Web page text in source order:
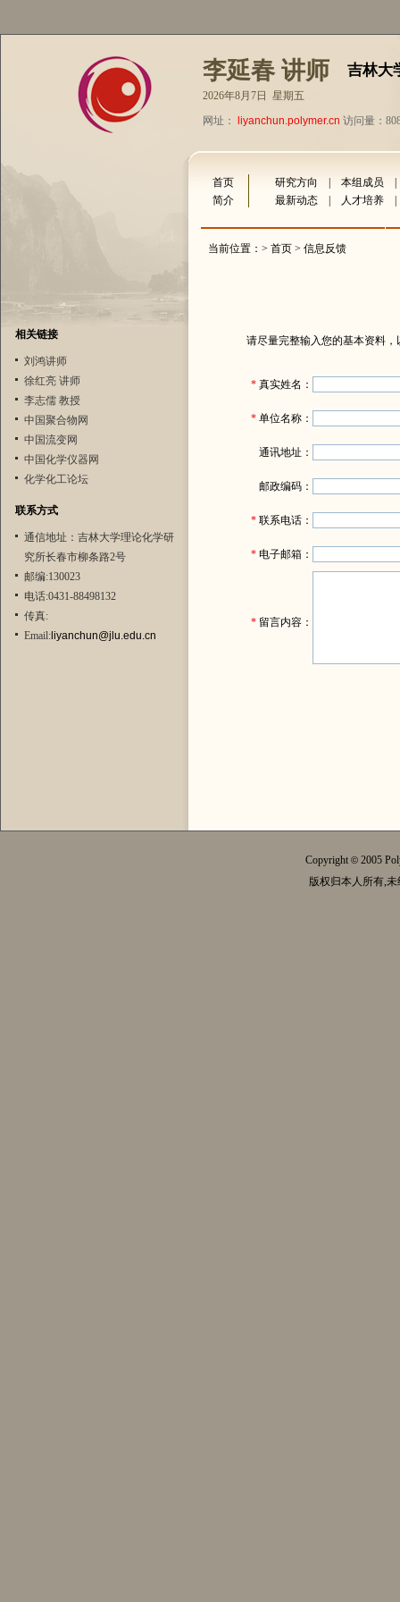
李延春 讲师 吉林大
2026年8月7日 星期五
网址：
liyanchun.polymer.cn 访问量：
相关链接
刘鸿讲师
徐红亮 讲师
李志儒 教授
中国聚合物网
中国流变网
中国化学仪器网
化学化工论坛
联系方式
通信地址：吉林大学理论化学研
究所长春市柳条路2号
邮编:130023
电话:0431-88498132
传真:
Email:liyanchun@jlu.edu.cn
首页 研究方向 本组成员
简介
最新动态 人才培养
当前位置：> 首页 > 信息反馈
请尽量完整输入您的基本资料
* 真实姓名：
* 单位名称：
通讯地址：
邮政编码：
* 联系电话：
* 电子邮箱：
* 留言内容：
Copyright© 2005
版权归本人所有,